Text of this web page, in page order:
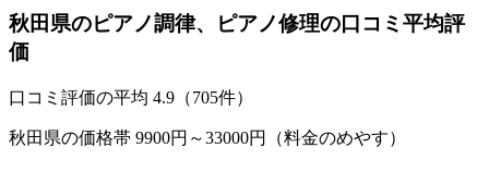
秋田県のピアノ調律、ピアノ修理の口コミ平均評
価
口コミ評価の平均 4.9（705件）
秋田県の価格帯 9900円～33000円（料金のめやす）